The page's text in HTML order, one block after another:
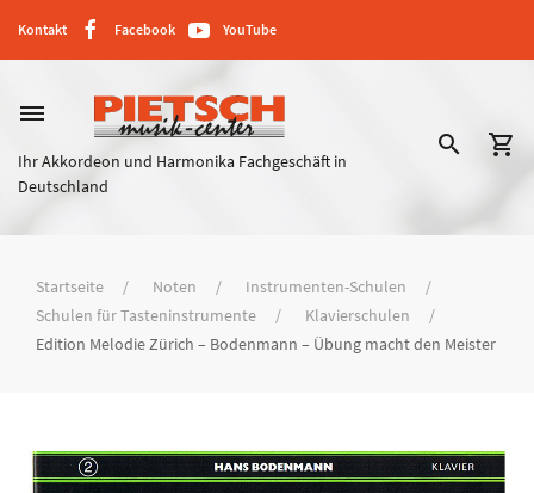
Kontakt Facebook YouTube
dehaze
Ihr Akkordeon und Harmonika Fachgeschäft in
Deutschland
search shopping_cart
Startseite Noten
Instrumenten-Schulen
Schulen für Tasteninstrumente
Klavierschulen
Edition Melodie Zürich – Bodenmann – Übung macht den Meister